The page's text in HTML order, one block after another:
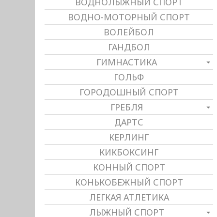
ВОДНО-МОТОРНЫЙ СПОРТ
ВОЛЕЙБОЛ
ГАНДБОЛ
ГИМНАСТИКА
ГОЛЬФ
ГОРОДОШНЫЙ СПОРТ
ГРЕБЛЯ
ДАРТС
КЕРЛИНГ
КИКБОКСИНГ
КОННЫЙ СПОРТ
КОНЬКОБЕЖНЫЙ СПОРТ
ЛЕГКАЯ АТЛЕТИКА
ЛЫЖНЫЙ СПОРТ